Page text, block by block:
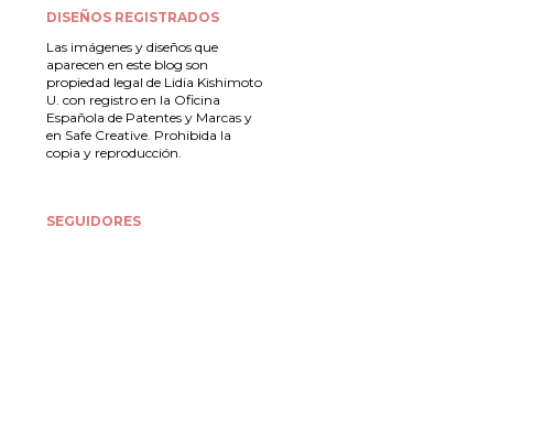
DISEÑOS REGISTRADOS
Las imágenes y diseños que
aparecen en este blog son
propiedad legal de Lidia Kishimoto
U. con registro en la Oficina
Española de Patentes y Marcas y
en Safe Creative. Prohibida la
copia y reproducción.
SEGUIDORES